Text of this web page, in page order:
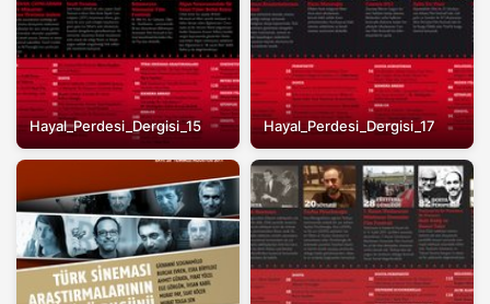
Hayal_Perdesi_Dergisi_15 Hayal_Perdesi_Dergisi_17